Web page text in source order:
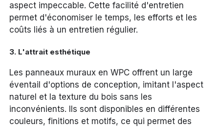
aspect impeccable. Cette facilité d'entretien
permet d'économiser le temps, les efforts et les
coûts liés à un entretien régulier.
3. L'attrait esthétique
Les panneaux muraux en WPC offrent un large
éventail d'options de conception, imitant l'aspect
naturel et la texture du bois sans les
inconvénients. Ils sont disponibles en différentes
couleurs, finitions et motifs, ce qui permet des